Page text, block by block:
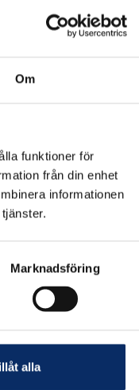
Om
funktioner för
från din enhet
informationen
Marknadsföring
alla
269kr